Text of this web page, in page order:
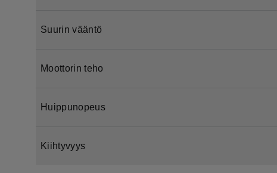
Suurin vääntö
Moottorin teho
Huippunopeus
Kiihtyvyys